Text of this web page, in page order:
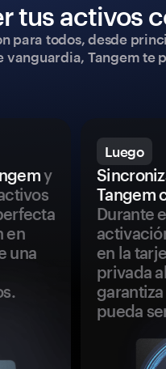
tus activos
para todos, desde
vanguardia, Tangem
y
en
una
Luego
Tangem
Durante
en la
privada
pueda